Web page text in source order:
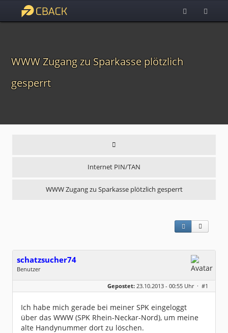
WWW Zugang zu Sparkasse plötzlich
gesperrt
Internet PIN/TAN
WWW Zugang zu Sparkasse plötzlich gesperrt
schatzsucher74
Benutzer
Geschlecht:
keine Angabe
Beiträge:
102
Gepostet: 23.10.2013 - 00:55 Uhr · #1
Ich habe mich gerade bei meiner SPK eingeloggt
über das WWW (SPK Rhein-Neckar-Nord), um meine
alte Handynummer dort zu löschen.